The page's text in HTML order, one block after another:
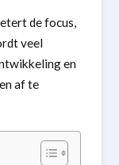
de focus,
veel
en
af te